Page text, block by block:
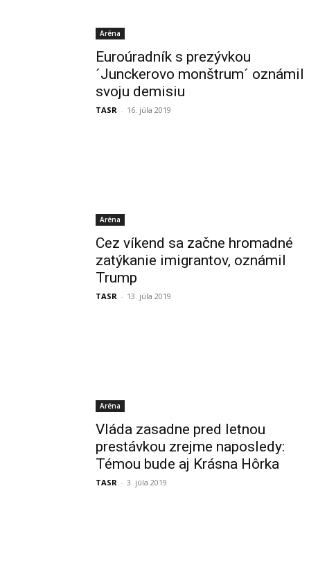
Aréna
Euroúradník s prezývkou
´Junckerovo monštrum´ oznámil
svoju demisiu
TASR - 16. júla 2019
Aréna
Cez víkend sa začne hromadné
zatýkanie imigrantov, oznámil
Trump
TASR - 13. júla 2019
Aréna
Vláda zasadne pred letnou
prestávkou zrejme naposledy:
Témou bude aj Krásna Hôrka
TASR - 3. júla 2019